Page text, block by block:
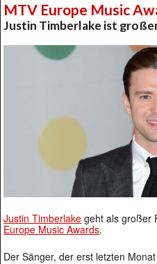
MTV Europe Music
Justin Timberlake ist
Justin Timberlake geht als großer
Europe Music Awards.
Der Sänger, der erst letzten